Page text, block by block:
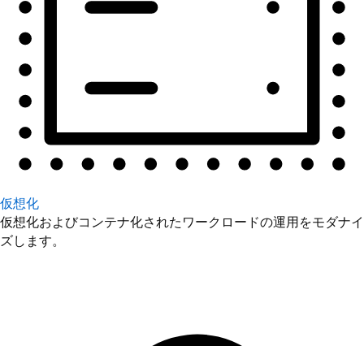
仮想化
仮想化およびコンテナ化されたワークロードの運用をモダナイ
ズします。